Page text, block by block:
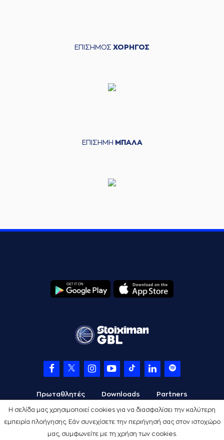
Η σελίδα μας χρησιμοποιεί cookies για να διασφαλίσει την καλύτερη
εμπειρία πλοήγησης. Εάν συνεχίσετε την περιήγησή σας στον ιστοχώρο
μας, συμφωνείτε με τη χρήση των cookies.
ΕΠΙΣΗΜΟΣ ΧΟΡΗΓΟΣ
ΕΠΙΣΗΜΗ ΜΠΑΛΑ
Πρωταθλητές Downloads Partners